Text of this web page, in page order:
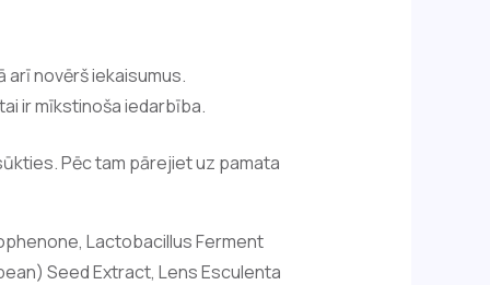
novērš iekaisumus.
ir mīkstinoša iedarbība.
Pēc tam pārejiet uz pamata
Lactobacillus Ferment
Seed Extract, Lens Esculenta